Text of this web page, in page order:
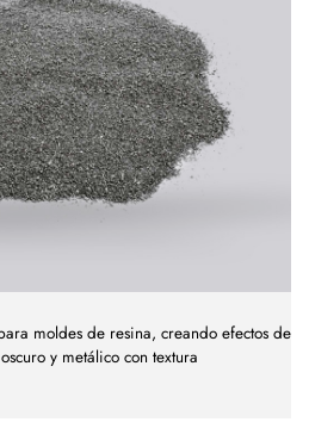
moldes de resina, creando efectos de
y metálico con textura